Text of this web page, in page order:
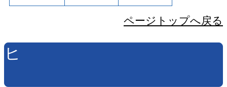
ページトップへ戻る
ヒ